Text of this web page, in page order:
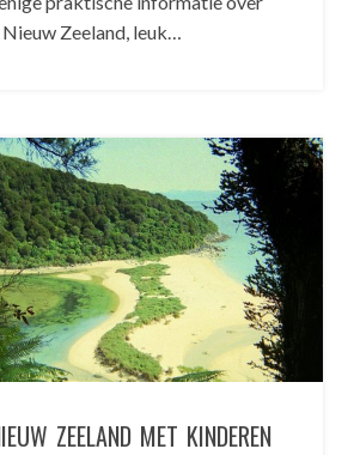
Nieuw Zeeland, leuk…
ZEELAND MET KINDEREN